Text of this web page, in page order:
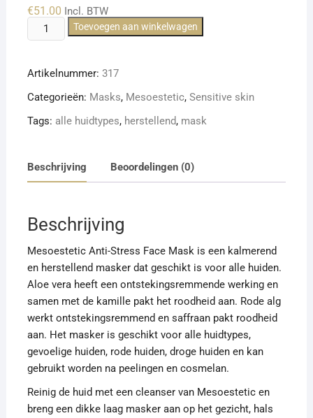
€51.00 Incl. BTW
Mesoestetic
Anti
Mask
aantal
Toevoegen aan winkelwagen
Artikelnummer: 317
Categorieën: Masks, Mesoestetic, Sensitive skin
Tags: alle huidtypes, herstellend, mask
Beschrijving Beoordelingen (0)
Beschrijving
Mesoestetic Anti-Stress Face Mask is een kalmerend
en herstellend masker dat geschikt is voor alle huiden.
Aloe vera heeft een ontstekingsremmende werking en
samen met de kamille pakt het roodheid aan. Rode alg
werkt ontstekingsremmend en saffraan pakt roodheid
aan. Het masker is geschikt voor alle huidtypes,
gevoelige huiden, rode huiden, droge huiden en kan
gebruikt worden na peelingen en cosmelan.
Reinig de huid met een cleanser van Mesoestetic en
breng een dikke laag masker aan op het gezicht, hals